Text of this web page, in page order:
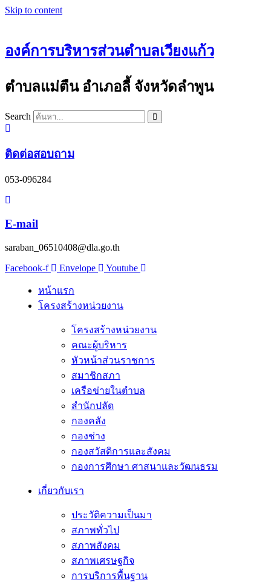
Skip to content
องค์การบริหารส่วนตำบลเวียงแก้ว
ตำบลแม่ตืน อำเภอลี้ จังหวัดลำพูน
Search
ติดต่อสอบถาม
053-096284
E-mail
saraban_06510408@dla.go.th
Facebook-f
Envelope Youtube
หน้าแรก
โครงสร้างหน่วยงาน
โครงสร้างหน่วยงาน
คณะผู้บริหาร
หัวหน้าส่วนราชการ
สมาชิกสภา
เครือข่ายในตำบล
สำนักปลัด
กองคลัง
กองช่าง
กองสวัสดิการและสังคม
กองการศึกษา ศาสนาและวัฒนธรม
เกี่ยวกับเรา
ประวัติความเป็นมา
สภาพทั่วไป
สภาพสังคม
สภาพเศรษฐกิจ
การบริการพื้นฐาน